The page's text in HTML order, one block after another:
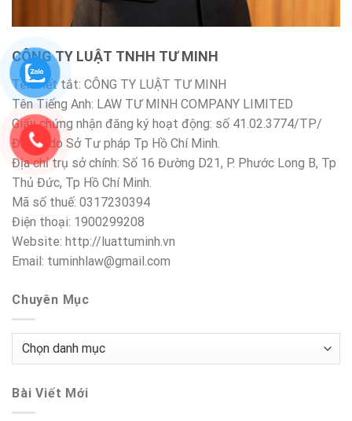
CÔNG TY LUẬT TNHH TƯ MINH
Tên viết tắt: CÔNG TY LUẬT TƯ MINH
Tên Tiếng Anh: LAW TƯ MINH COMPANY LIMITED
Giấy chứng nhận đăng ký hoạt động: số 41.02.3774/TP/
ĐKHĐ do Sở Tư pháp Tp Hồ Chí Minh.
Địa chỉ trụ sở chính: Số 16 Đường D21, P. Phước Long B, Tp
Thủ Đức, Tp Hồ Chí Minh.
Mã số thuế: 0317230394
Điện thoại: 1900299208
Website: http://luattuminh.vn
Email: tuminhlaw@gmail.com
Chuyên Mục
Chuyên
Bài Viết Mới